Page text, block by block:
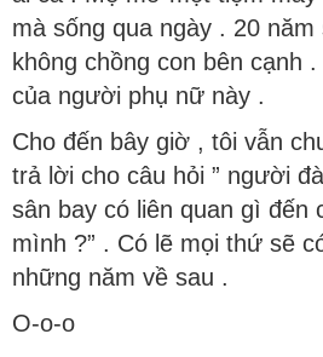
mà sống qua ngày . 20
không chồng con bên cạnh
của người phụ nữ này .
Cho đến bây giờ , tôi vẫn
trả lời cho câu hỏi ” người
sân bay có liên quan gì đến
mình ?” . Có lẽ mọi thứ sẽ
những năm về sau .
O-o-o